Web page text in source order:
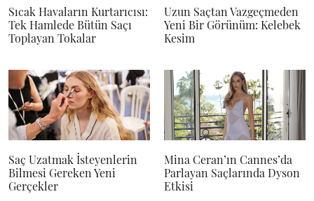
Sıcak Havaların Kurtarıcısı:
Tek Hamlede Bütün Saçı
Toplayan Tokalar
Uzun Saçtan Vazgeçmeden
Yeni Bir Görünüm: Kelebek
Kesim
Saç Uzatmak İsteyenlerin
Bilmesi Gereken Yeni
Gerçekler
Mina Ceran’ın Cannes’da
Parlayan Saçlarında Dyson
Etkisi